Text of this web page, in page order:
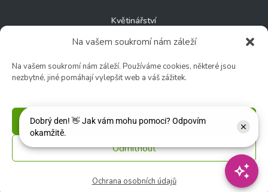
Na vašem soukromí nám záleží
Na vašem soukromí nám záleží. Používáme cookies, některé jsou
nezbytné, jiné pomáhají vylepšit web a váš zážitek.
Příjmout
Odmítnout
Ochrana osobních údajů
Květinářství
🕑 Ut – Pá: 9:00 - 12:00 │ 13:00 - 17:00
🚫 Ne - Po: ZAVŘENO
✉️ e-shop@zcstrakovo.cz
Sledujte nás: